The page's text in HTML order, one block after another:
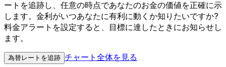
ートを追跡し、任意の時点であなたのお金の価値を正確に示
します。金利がいつあなたに有利に動くか知りたいですか?
料金アラートを設定すると、目標に達したときにお知らせし
ます。
為替レートを追跡 チャート全体を見る